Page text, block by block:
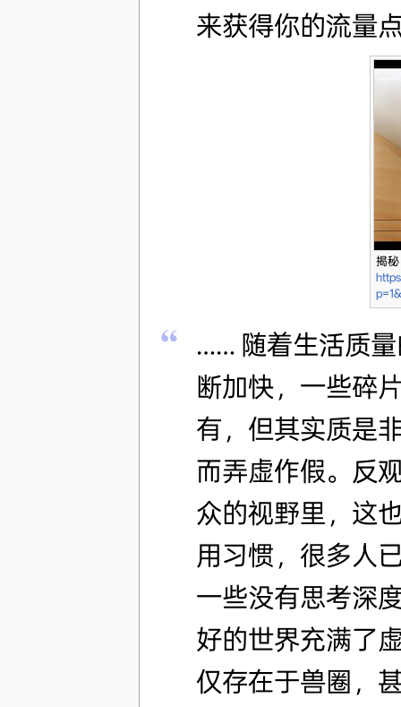
来获得你的流量
揭
…… 随着生活质
断加快，一些碎
有，但其实质是
而弄虚作假。反
众的视野里，这
用习惯，很多人
一些没有思考深
好的世界充满了
仅存在于兽圈，